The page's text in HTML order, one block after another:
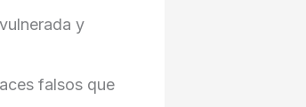
y
falsos que